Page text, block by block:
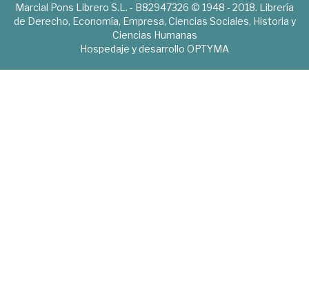
Marcial Pons Librero S.L. - B82947326 © 1948 - 2018. Librería
de Derecho, Economía, Empresa, Ciencias Sociales, Historia y
Ciencias Humanas
Hospedaje y desarrollo OPTYMA